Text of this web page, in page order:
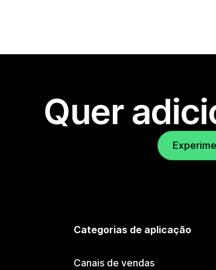
Quer
Categorias de aplicação
Canais de vendas